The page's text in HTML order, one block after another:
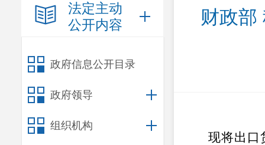
法定主动
公开内容
政府信息公开目录
政府领导
组织机构
财政部
现将出口